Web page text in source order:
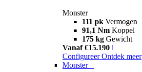
Monster
111 pk Vermogen
91,1 Nm Koppel
175 kg Gewicht
Vanaf €15.190 i
Configureer Ontdek meer
Monster +